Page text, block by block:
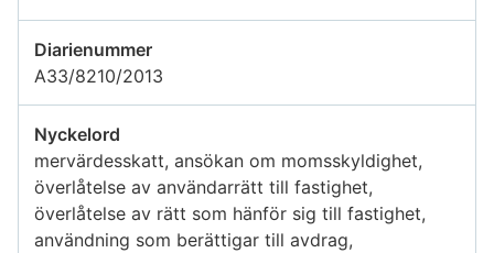
Diarienummer
A33/8210/2013
Nyckelord
mervärdesskatt, ansökan om momsskyldighet,
överlåtelse av användarrätt till fastighet,
överlåtelse av rätt som hänför sig till fastighet,
användning som berättigar till avdrag,